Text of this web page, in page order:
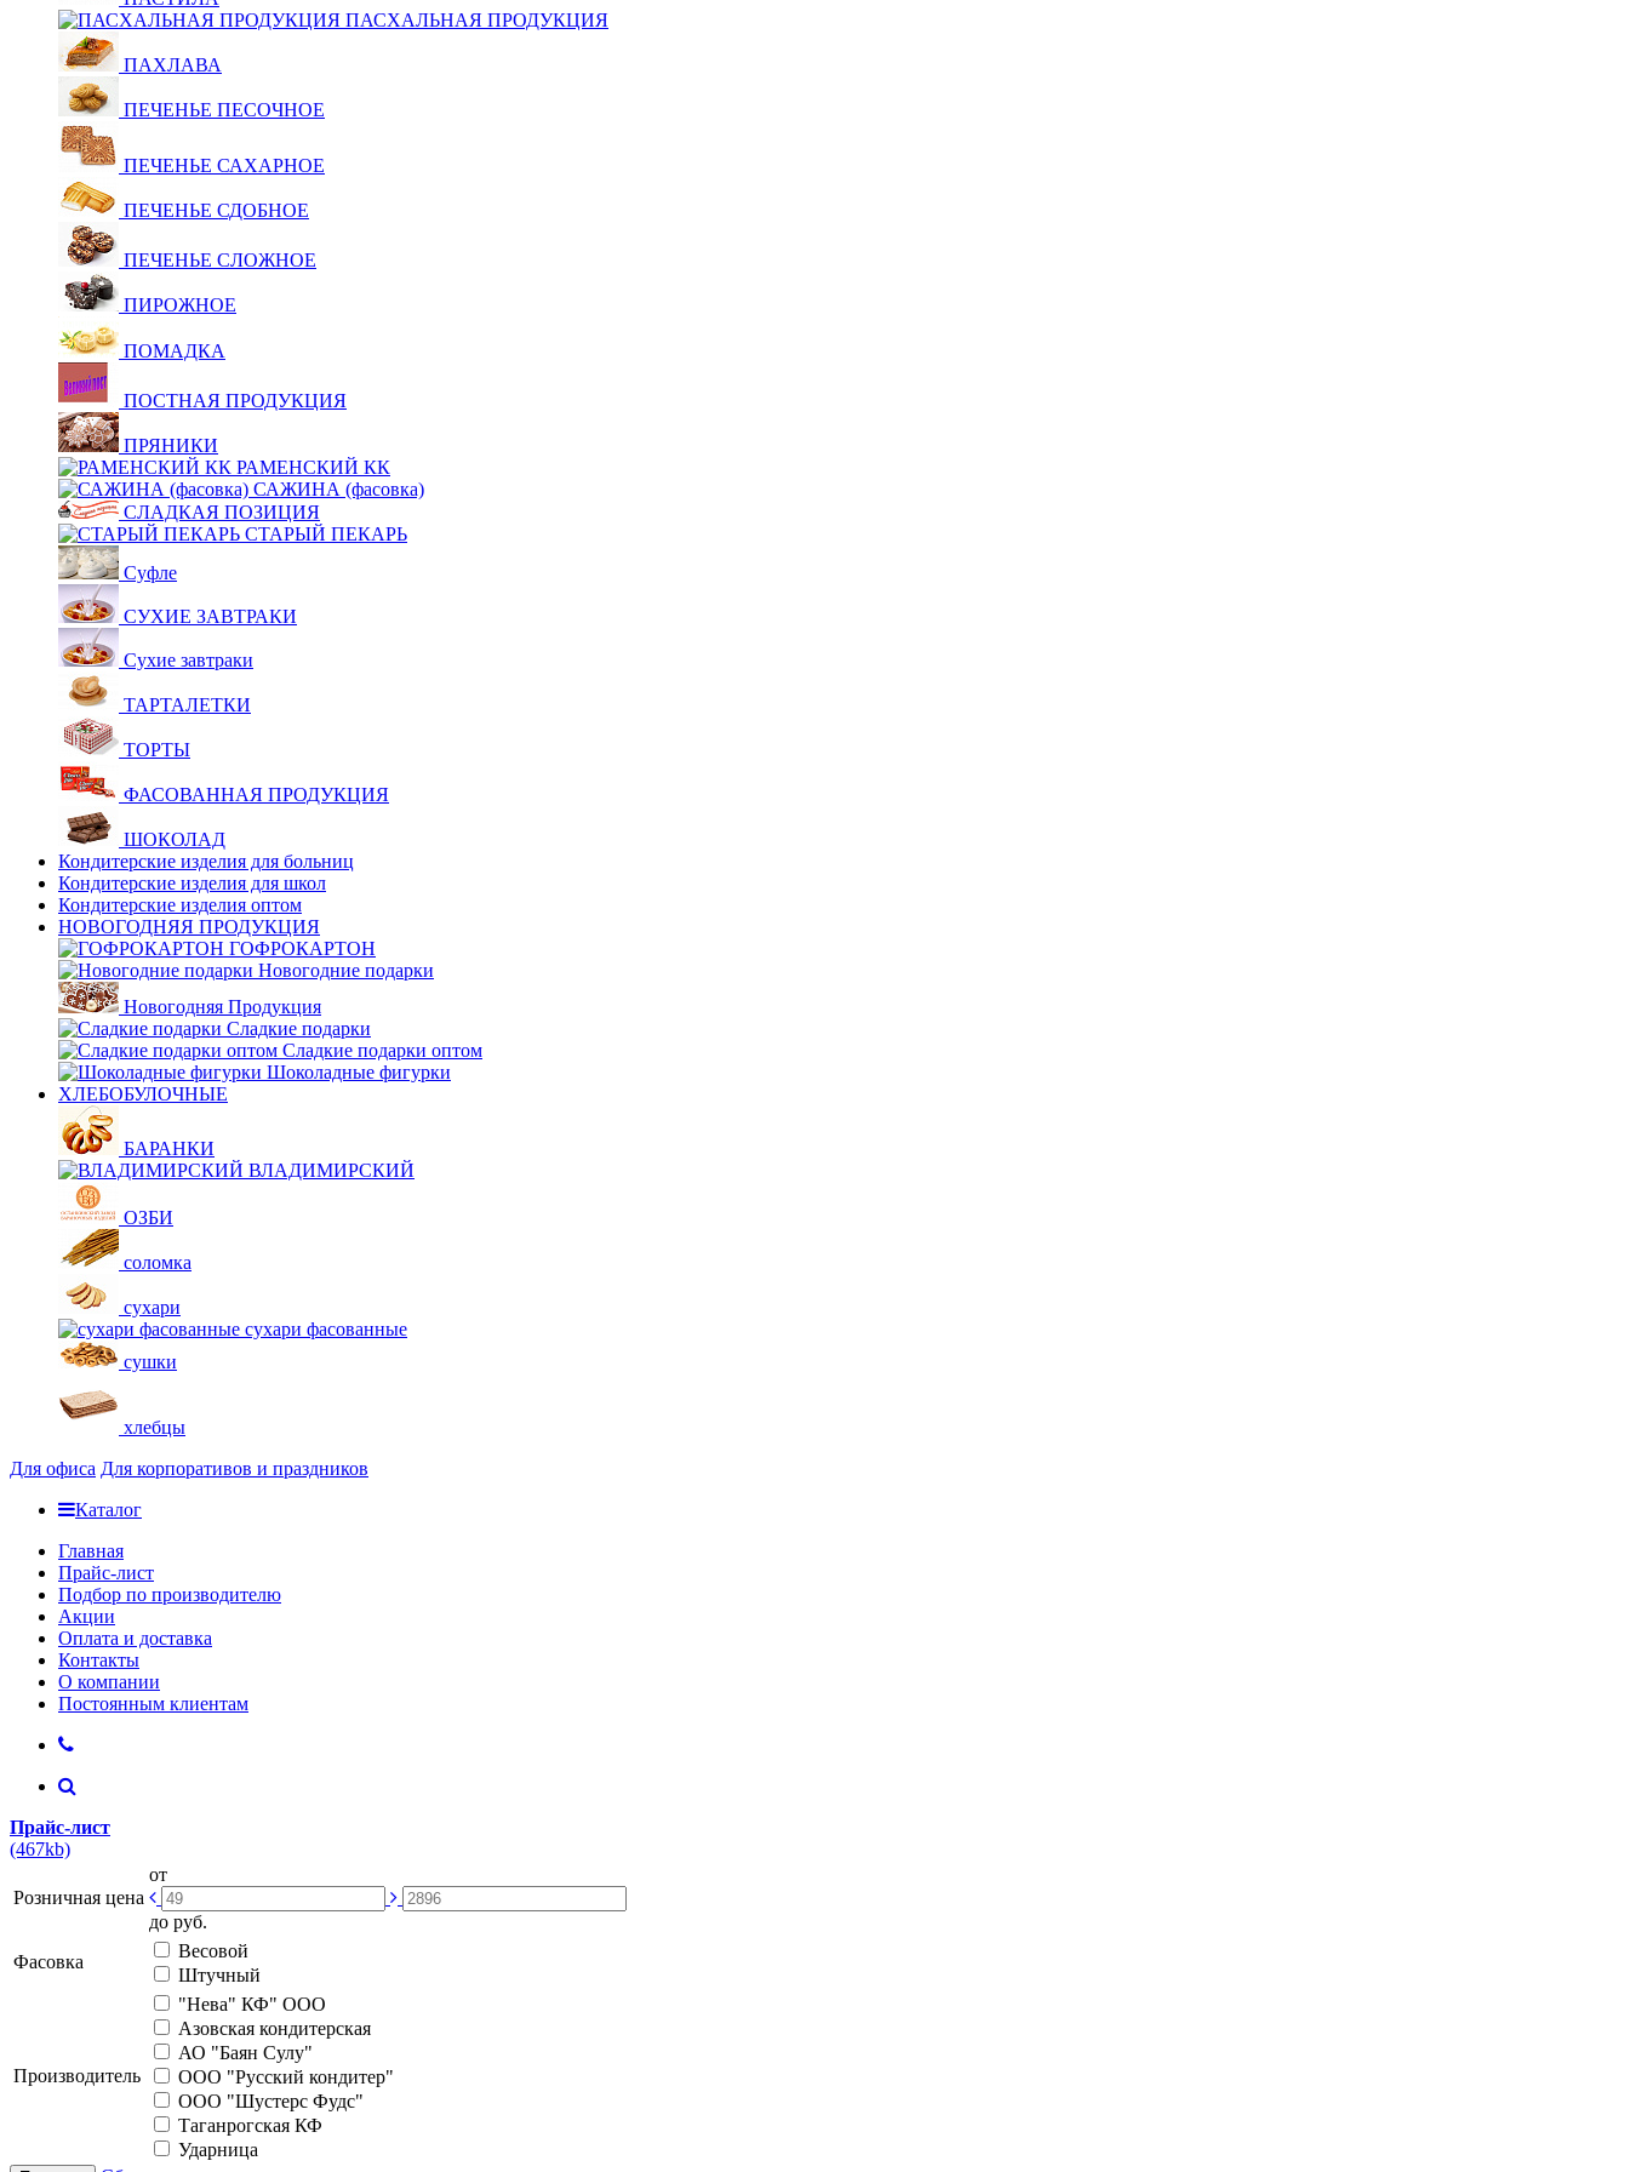
ПАСХАЛЬНАЯ ПРОДУКЦИЯ
ПАХЛАВА
ПЕЧЕНЬЕ ПЕСОЧНОЕ
ПЕЧЕНЬЕ САХАРНОЕ
ПЕЧЕНЬЕ СДОБНОЕ
ПЕЧЕНЬЕ СЛОЖНОЕ
ПИРОЖНОЕ
ПОМАДКА
ПОСТНАЯ ПРОДУКЦИЯ
ПРЯНИКИ
РАМЕНСКИЙ КК
САЖИНА (фасовка)
СЛАДКАЯ ПОЗИЦИЯ
СТАРЫЙ ПЕКАРЬ
Суфле
СУХИЕ ЗАВТРАКИ
Сухие завтраки
ТАРТАЛЕТКИ
ТОРТЫ
ФАСОВАННАЯ ПРОДУКЦИЯ
ШОКОЛАД
Кондитерские изделия для больниц
Кондитерские изделия для школ
Кондитерские изделия оптом
НОВОГОДНЯЯ ПРОДУКЦИЯ
ГОФРОКАРТОН
Новогодние подарки
Новогодняя Продукция
Сладкие подарки
Сладкие подарки оптом
Шоколадные фигурки
ХЛЕБОБУЛОЧНЫЕ
БАРАНКИ
ВЛАДИМИРСКИЙ
ОЗБИ
соломка
сухари
сухари фасованные
сушки
хлебцы
Для офиса Для корпоративов и праздников
Каталог
Главная
Прайс-лист
Подбор по производителю
Акции
Оплата и доставка
Контакты
О компании
Постоянным клиентам
Прайс-лист
(467kb)
Розничная цена
от
до руб.
Фасовка
Весовой
Штучный
Производитель
"Нева" КФ" ООО
Азовская кондитерская
АО "Баян Сулу"
ООО "Русский кондитер"
ООО "Шустерс Фудс"
Таганрогская КФ
Ударница